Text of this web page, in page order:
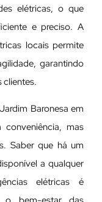
elétricas, o que
e preciso. A
locais permite
garantindo
clientes.
Baronesa em
mas
Saber que há um
a qualquer
elétricas é